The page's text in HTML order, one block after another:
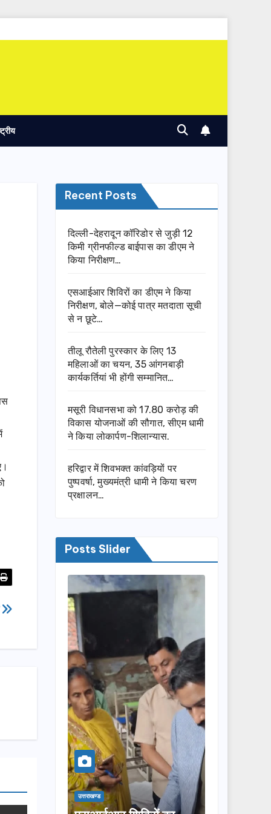
Recent Posts
दिल्ली-देहरादून कॉरिडोर से जुड़ी 12
किमी ग्रीनफील्ड बाईपास का डीएम ने
किया निरीक्षण…
एसआईआर शिविरों का डीएम ने किया
निरीक्षण, बोले—कोई पात्र मतदाता सूची
से न छूटे…
तीलू रौतेली पुरस्कार के लिए 13
महिलाओं का चयन, 35 आंगनबाड़ी
कार्यकर्तियां भी होंगी सम्मानित…
मसूरी विधानसभा को 17.80 करोड़ की
विकास योजनाओं की सौगात, सीएम धामी
ने किया लोकार्पण-शिलान्यास.
हरिद्वार में शिवभक्त कांवड़ियों पर
पुष्पवर्षा, मुख्यमंत्री धामी ने किया चरण
प्रक्षालन…
Posts Slider
उत्तराखण्ड